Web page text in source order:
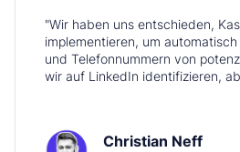
"Wir haben uns entschieden,
implementieren, um
und Telefonnummern von
wir auf LinkedIn identifizieren,
Christian Neff